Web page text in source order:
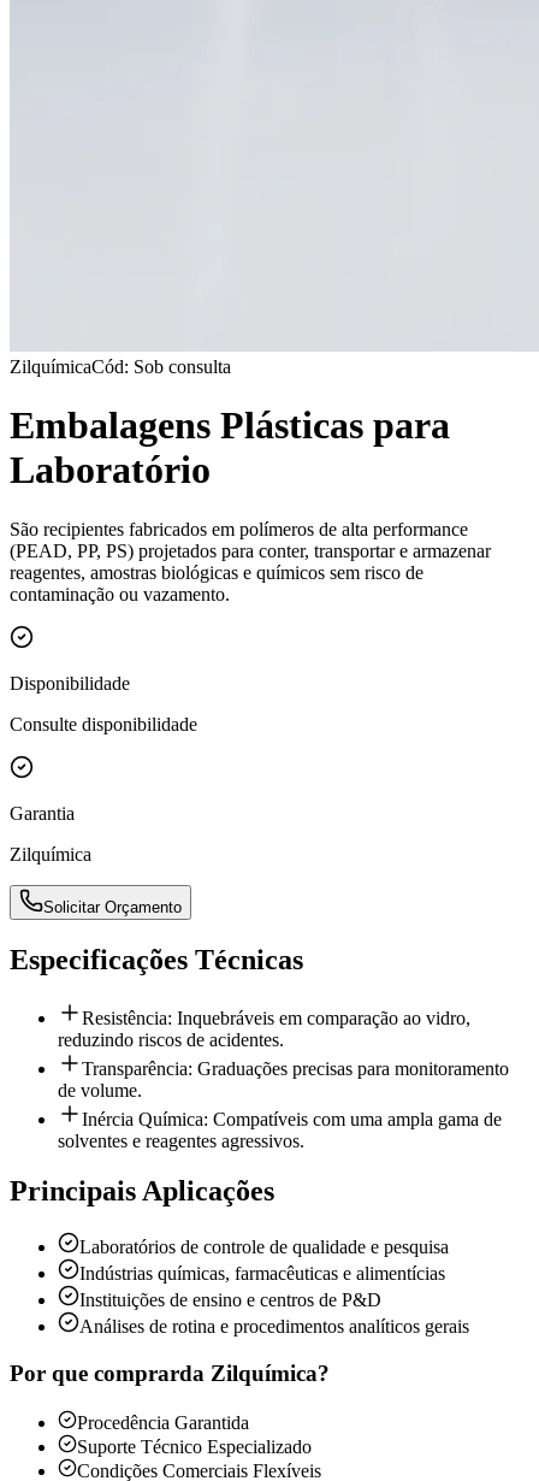
ZilquímicaCód: Sob consulta
Embalagens Plásticas para
Laboratório
São recipientes fabricados em polímeros de alta performance
(PEAD, PP, PS) projetados para conter, transportar e armazenar
reagentes, amostras biológicas e químicos sem risco de
contaminação ou vazamento.
Disponibilidade
Consulte disponibilidade
Garantia
Zilquímica
Solicitar Orçamento
Especificações Técnicas
Resistência: Inquebráveis em comparação ao vidro,
reduzindo riscos de acidentes.
Transparência: Graduações precisas para monitoramento
de volume.
Inércia Química: Compatíveis com uma ampla gama de
solventes e reagentes agressivos.
Principais Aplicações
Laboratórios de controle de qualidade e pesquisa
Indústrias químicas, farmacêuticas e alimentícias
Instituições de ensino e centros de P&D
Análises de rotina e procedimentos analíticos gerais
Por que comprarda Zilquímica?
Procedência Garantida
Suporte Técnico Especializado
Condições Comerciais Flexíveis